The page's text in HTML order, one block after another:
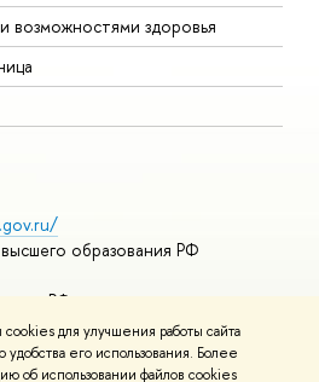
для улучшения работы сайта
его использования. Более
об использовании файлов cookies
возможностями здоровья
образования РФ
РФ
mooc
курсы